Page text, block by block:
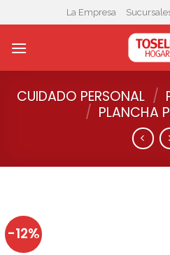
to
content
La Empresa
CUIDADO PERSONAL /
/ PLANCHA
-12%